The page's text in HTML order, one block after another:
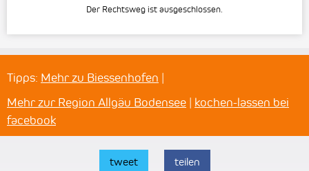
Der Rechtsweg ist ausgeschlossen.
Tipps: Mehr zu Biessenhofen
Mehr zur Region Allgäu Bodensee
kochen-lassen bei
facebook
tweet teilen